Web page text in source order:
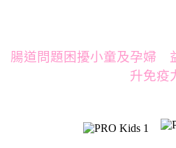
腸道問題困擾小童及孕婦
升免疫